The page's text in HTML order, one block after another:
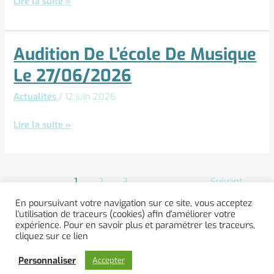
Audition De L’école De Musique
Le 27/06/2026
Actualités / 12 juin 2026
Audition
de
l’école
de
Lire la suite »
1 2 3 Suivant →
Menu
Copyright © 2026 | Édité par SG2i
En poursuivant votre navigation sur ce site, vous acceptez
l'utilisation de traceurs (cookies) afin d'améliorer votre
expérience. Pour en savoir plus et paramétrer les traceurs,
cliquez sur ce lien
Personnaliser
Accepter